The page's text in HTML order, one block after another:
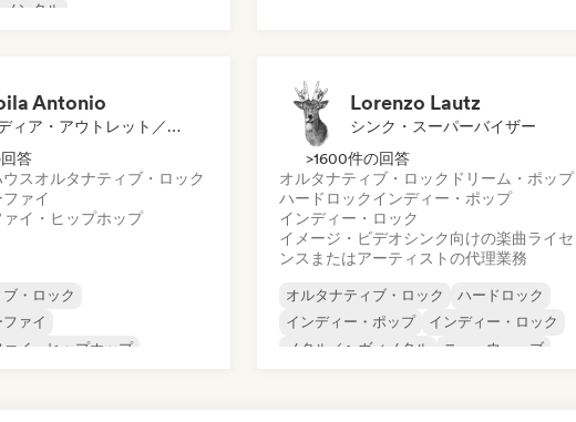
ンタル
ック
Antonio
メディア・アウトレット／ジャーナリスト
答
スオルタナティブ・ロック
ァイ
イ・ヒップホップ
・ロック
ァイ
ァイ・ヒップホップ
Lorenzo Lautz
シンク・スーパーバイザー
>1600件の回答
オルタナティブ・ロック ドリーム・ポップ
ハードロックインディー・ポップ
インディー・ロック
イメージ・ビデオシンク向けの楽曲ライセ
ンスまたはアーティストの代理業務
オルタナティブ・ロック
ハードロック
インディー・ポップ
インディー・ロック
メタル／ヘヴィメタル
ニューウェーブ